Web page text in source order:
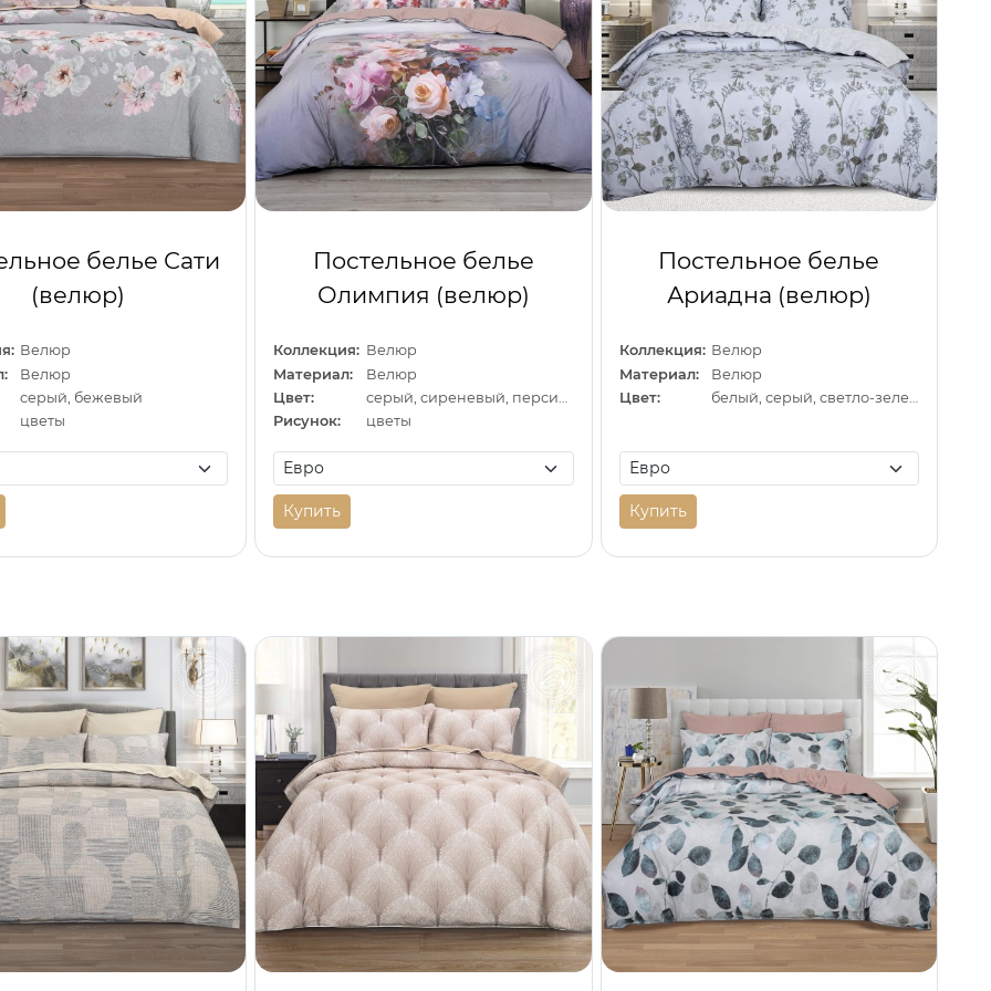
белье Сати
(велюр)
Велюр
Велюр
серый, бежевый
цветы
Постельное белье
Олимпия (велюр)
Коллекция: Велюр
Материал:
Велюр
Цвет:
серый, сиреневый, персиковый
Рисунок:
цветы
Купить
Постельное белье
Ариадна (велюр)
Коллекция: Велюр
Материал:
Велюр
Цвет:
белый, серый, светло-зеленый
Купить